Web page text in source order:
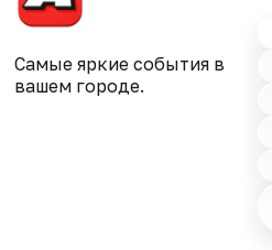
Самые яркие события в
вашем городе.